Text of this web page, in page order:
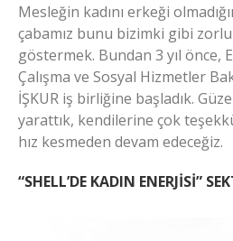
Mesleğin kadını erkeği
çabamız bunu bizimki gibi
göstermek. Bundan 3 yıl önce,
Çalışma ve Sosyal Hizmetler
İŞKUR iş birliğine başladık.
yarattık, kendilerine çok
hız kesmeden devam edeceğiz.
“SHELL’DE KADIN ENERJİSİ”